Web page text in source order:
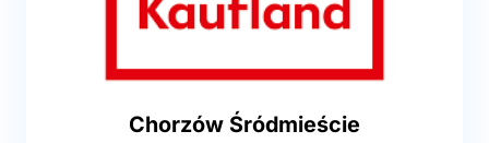
Chorzów Śródmieście